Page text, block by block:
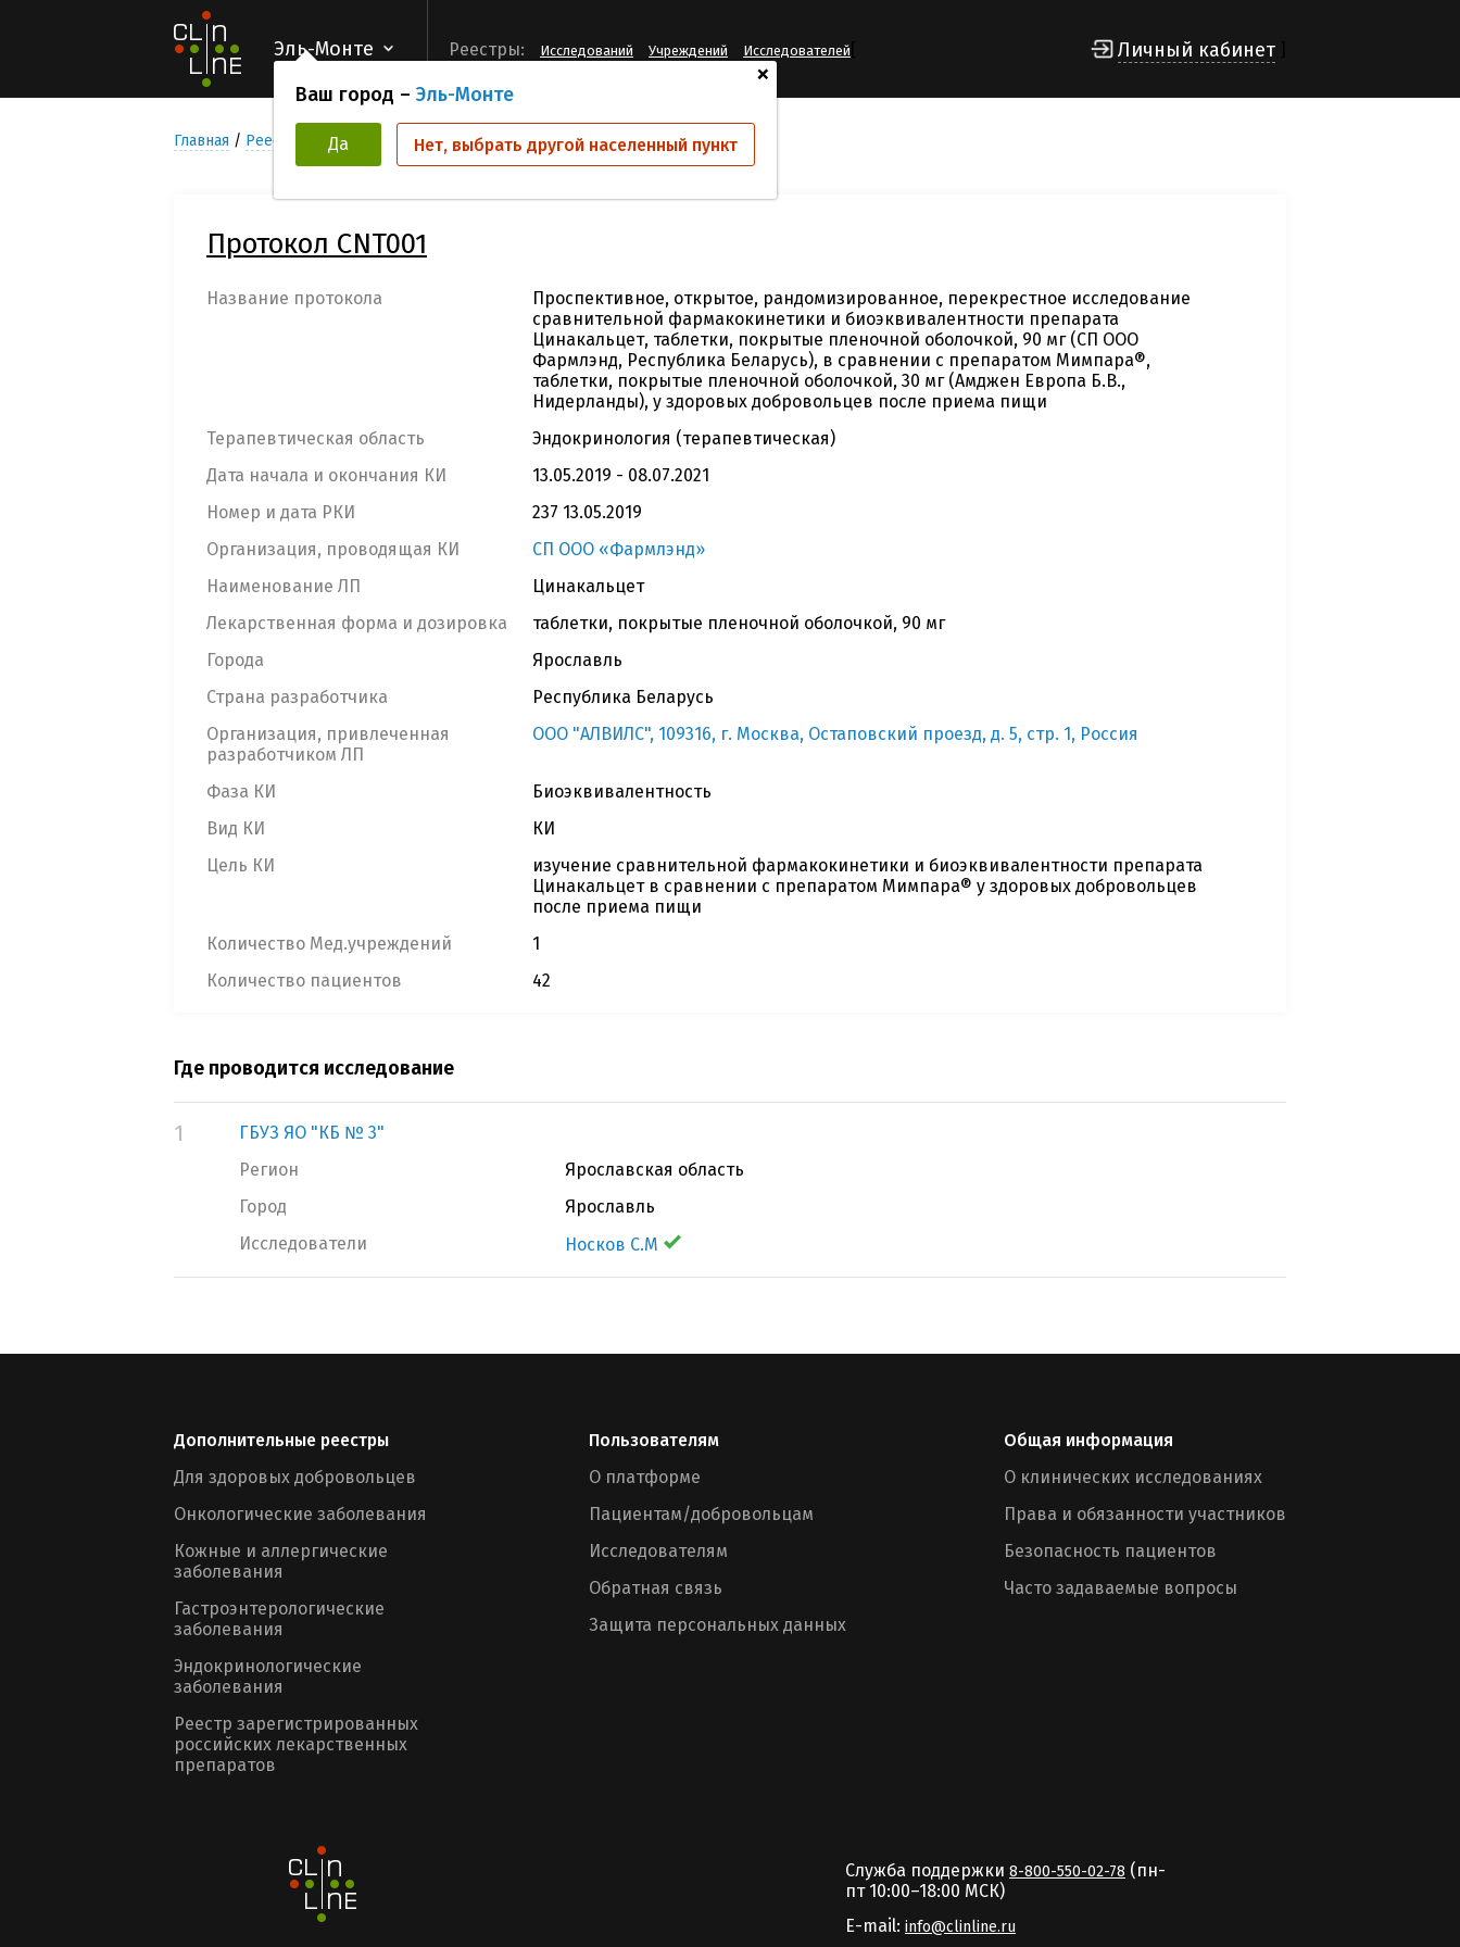
Эль-Монте
+
Ваш город – Эль-Монте
Да Нет, выбрать другой населенный пункт
Реестры: Исследований Учреждений Исследователей Личный кабинет
Главная Реестр Клинических исследований CNT001
Протокол CNT001
Название протокола
Проспективное, открытое, рандомизированное, перекрестное исследование
сравнительной фармакокинетики и биоэквивалентности препарата
Цинакальцет, таблетки, покрытые пленочной оболочкой, 90 мг (СП ООО
Фармлэнд, Республика Беларусь), в сравнении с препаратом Мимпара®,
таблетки, покрытые пленочной оболочкой, 30 мг (Амджен Европа Б.В.,
Нидерланды), у здоровых добровольцев после приема пищи
Терапевтическая область
Эндокринология (терапевтическая)
Дата начала и окончания КИ
13.05.2019 - 08.07.2021
Номер и дата РКИ
237 13.05.2019
Организация, проводящая КИ
СП ООО «Фармлэнд»
Наименование ЛП
Цинакальцет
Лекарственная форма и дозировка
таблетки, покрытые пленочной оболочкой, 90 мг
Города
Ярославль
Страна разработчика
Республика Беларусь
Организация, привлеченная
разработчиком ЛП
ООО "АЛВИЛС", 109316, г. Москва, Остаповский проезд, д. 5, стр. 1, Россия
Фаза КИ
Биоэквивалентность
Вид КИ
КИ
Цель КИ
изучение сравнительной фармакокинетики и биоэквивалентности препарата
Цинакальцет в сравнении с препаратом Мимпара® у здоровых добровольцев
после приема пищи
Количество Мед.учреждений
1
Количество пациентов
42
Где проводится исследование
1
ГБУЗ ЯО "КБ № 3"
Регион
Ярославская область
Город
Ярославль
Исследователи
Носков С.М
Дополнительные реестры
Для здоровых добровольцев
Онкологические заболевания
Кожные и аллергические
заболевания
Гастроэнтерологические
заболевания
Эндокринологические
заболевания
Реестр зарегистрированных
российских лекарственных
препаратов
Пользователям
О платформе
Пациентам/добровольцам
Исследователям
Обратная связь
Защита персональных данных
Общая информация
О клинических исследованиях
Права и обязанности участников
Безопасность пациентов
Часто задаваемые вопросы
Служба поддержки 8-800-550-02-78 (пн-
пт 10:00–18:00 MCК)
E-mail: info@clinline.ru